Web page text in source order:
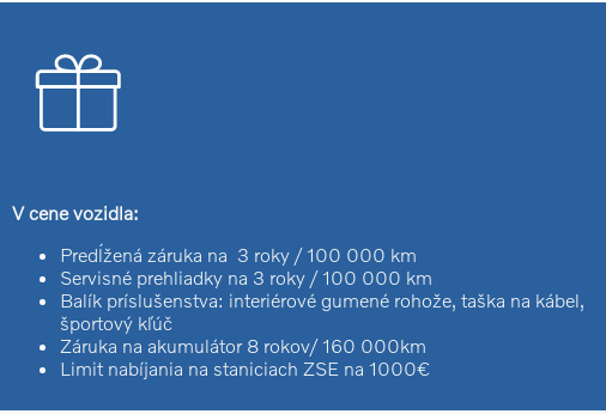
V cene vozidla:
Predĺžená záruka na 3 roky / 100 000 km
Servisné prehliadky na 3 roky / 100 000 km
Balík príslušenstva: interiérové gumené rohože, taška na kábel,
športový kľúč
Záruka na akumulátor 8 rokov/ 160 000km
Limit nabíjania na staniciach ZSE na 1000€